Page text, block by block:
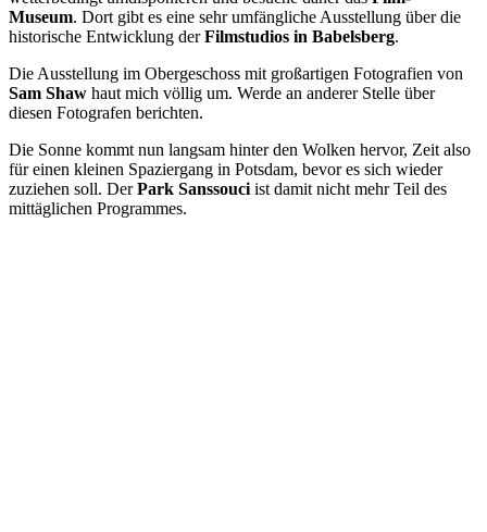
Museum. Dort gibt es eine sehr umfängliche Ausstellung über die
historische Entwicklung derFilmstudios in Babelsberg.
Die Ausstellung im Obergeschoss mit großartigen Fotografien von
Sam Shaw haut mich völlig um. Werde an anderer Stelle über
diesen Fotografen berichten.
Die Sonne kommt nun langsam hinter den Wolken hervor, Zeit also
für einen kleinen Spaziergang in Potsdam, bevor es sich wieder
zuziehen soll. DerPark Sanssouciist damit nicht mehr Teil des
mittäglichen Programmes.